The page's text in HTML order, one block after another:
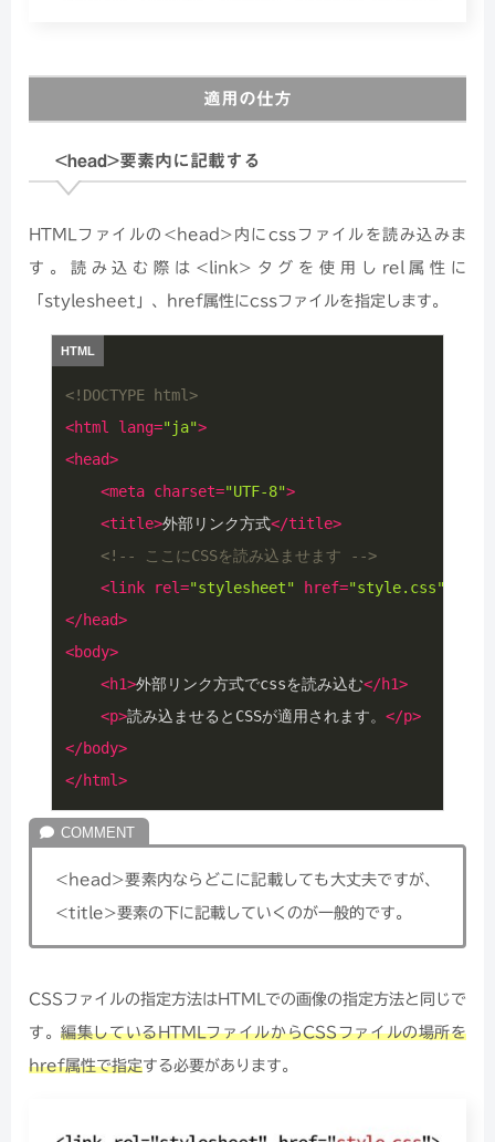
適用の仕方
<head>要素内に記載する
HTMLファイルの<head>内にcssファイルを読み込みま
す。読み込む際は<link>タグを使用しrel属性に
「stylesheet」、href属性にcssファイルを指定します。
<!DOCTYPE html>
<html lang="ja">
<head>
<meta charset="UTF-8">
<title>外部リンク方式</title>
<!-- ここにCSSを読み込ませます -->
<link rel="stylesheet" href="style.css"
</head>
<body>
<h1>外部リンク方式でcssを読み込む</h1>
<p>読み込ませるとCSSが適用されます。 </p>
</body>
</html>
<head>要素内ならどこに記載しても大丈夫ですが、
<title>要素の下に記載していくのが一般的です。
CSSファイルの指定方法はHTMLでの画像の指定方法と同じで
す。編集しているHTMLファイルからCSSファイルの場所を
href属性で指定する必要があります。